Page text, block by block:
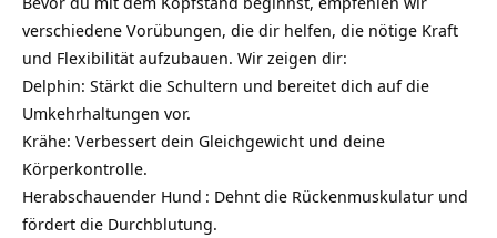
verschiedene Vorübungen, die dir helfen, die nötige Kraft
und Flexibilität aufzubauen. Wir zeigen dir:
Delphin: Stärkt die Schultern und bereitet dich auf die
Umkehrhaltungen vor.
Krähe: Verbessert dein Gleichgewicht und deine
Körperkontrolle.
Herabschauender Hund : Dehnt die Rückenmuskulatur und
fördert die Durchblutung.